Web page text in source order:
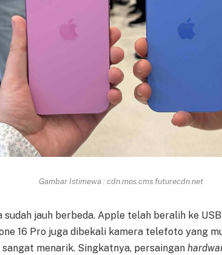
Gambar Istimewa : cdn.mos.cms.futurecdn.net
sudah jauh berbeda. Apple telah beralih ke
16 Pro juga dibekali kamera telefoto yang
menarik. Singkatnya, persaingan